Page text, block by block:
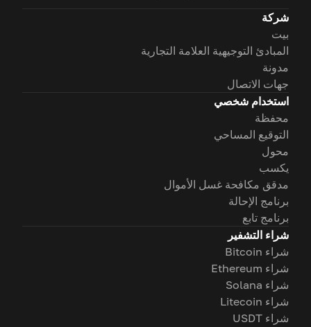
شركة
بيت
المبادئ التوجيهية العلامة التجارية
مدونة
جهات الاتصال
استخدام شخصي
محفظة
التوقيع المساحي
محول
يكسب
مدقق مكافحة غسل الأموال
برنامج الإحالة
برنامج تابع
شراء التشفير
شراء Bitcoin
شراء Ethereum
شراء Solana
شراء Litecoin
شراء USDT